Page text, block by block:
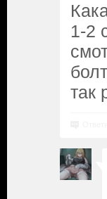
1-2
так